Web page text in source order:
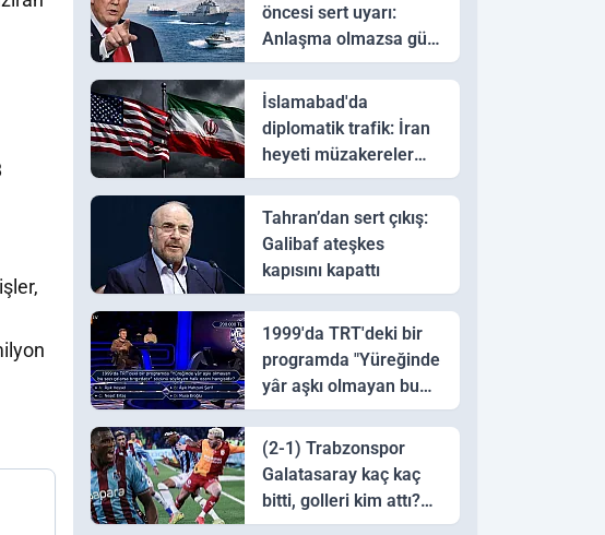
öncesi sert uyarı:
Anlaşma olmazsa güç
kullanırız
İslamabad'da
diplomatik trafik: İran
heyeti müzakereler
için Pakistan'a ulaştı
Tahran’dan sert çıkış:
Galibaf ateşkes
kapısını kapattı
1999'da TRT'deki bir
programda "Yüreğinde
yâr aşkı olmayan bu
sazı çalarsa tingirdatır"
sözünü söyleyen halk
ozanı hangisidir?
(2-1) Trabzonspor
Galatasaray kaç kaç
bitti, golleri kim attı?
Trabzonspor